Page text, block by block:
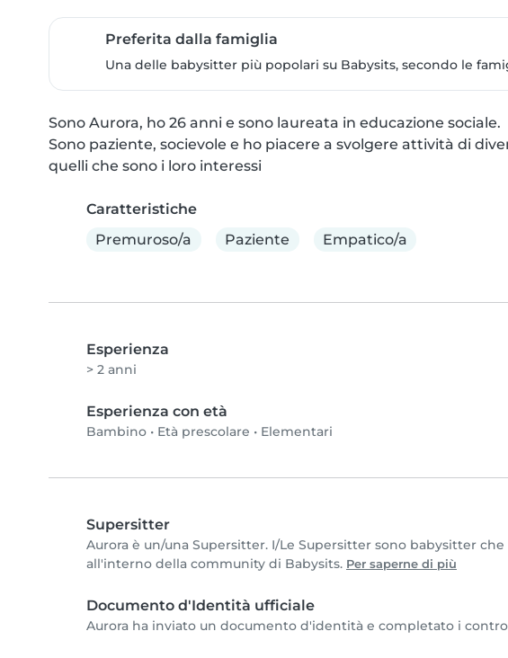
Preferita dalla famiglia
Una delle babysitter più popolari su Babysits, secondo le
Sono Aurora, ho 26 anni e sono laureata in educazione sociale.
Sono paziente, socievole e ho piacere a svolgere attività di
quelli che sono i loro interessi
Caratteristiche
Premuroso/a
Paziente Empatico/a
Esperienza
> 2 anni
Esperienza con età
Bambino • Età prescolare • Elementari
Supersitter
Aurora è un/una Supersitter. I/Le Supersitter sono babysitter
all'interno della community di Babysits. Per saperne di più
Documento d'Identità ufficiale
Aurora ha inviato un documento d'identità e completato i